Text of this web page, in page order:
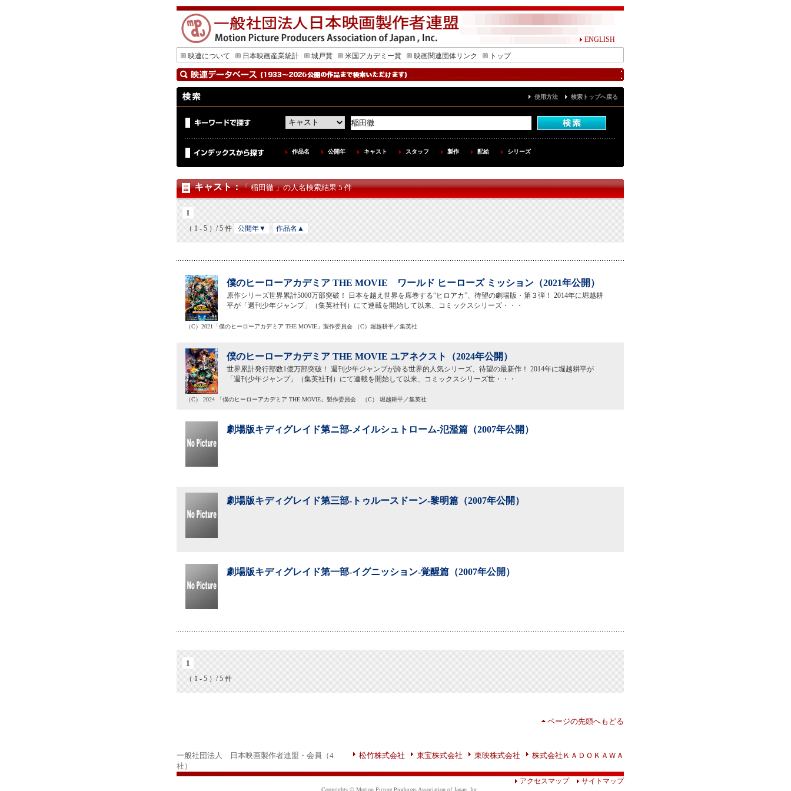
ENGLISH
映連について
日本映画産業統計 城戸賞 米国アカデミー賞 映画関連団体リンク トップ
使用方法 検索トップへ戻る
作品名 公開年 キャスト スタッフ 製作 配給 シリーズ
キャスト：「 稲田徹 」の人名検索結果 5 件
1
（ 1 - 5 ）/ 5 件 公開年▼ 作品名▲
僕のヒーローアカデミア THE MOVIE ワールド ヒーローズ ミッション（2021年公開）
原作シリーズ世界累計5000万部突破！ 日本を越え世界を席巻する“ヒロアカ”、待望の劇場版・第３弾！ 2014年に堀越耕
平が「週刊少年ジャンプ」（集英社刊）にて連載を開始して以来、コミックスシリーズ・・・
（C）2021「僕のヒーローアカデミア THE MOVIE」製作委員会 （C）堀越耕平／集英社
僕のヒーローアカデミア THE MOVIE ユアネクスト（2024年公開）
世界累計発行部数1億万部突破！ 週刊少年ジャンプが誇る世界的人気シリーズ、待望の最新作！ 2014年に堀越耕平が
「週刊少年ジャンプ」（集英社刊）にて連載を開始して以来、コミックスシリーズ世・・・
（C） 2024 「僕のヒーローアカデミア THE MOVIE」製作委員会 （C） 堀越耕平／集英社
劇場版キディグレイド第ニ部-メイルシュトローム-氾濫篇（2007年公開）
劇場版キディグレイド第三部-トゥルースドーン-黎明篇（2007年公開）
劇場版キディグレイド第一部-イグニッション-覚醒篇（2007年公開）
1
（ 1 - 5 ）/ 5 件
ページの先頭へもどる
一般社団法人 日本映画製作者連盟・会員（4
社）
松竹株式会社 東宝株式会社 東映株式会社 株式会社ＫＡＤＯＫＡＷＡ
アクセスマップ サイトマップ